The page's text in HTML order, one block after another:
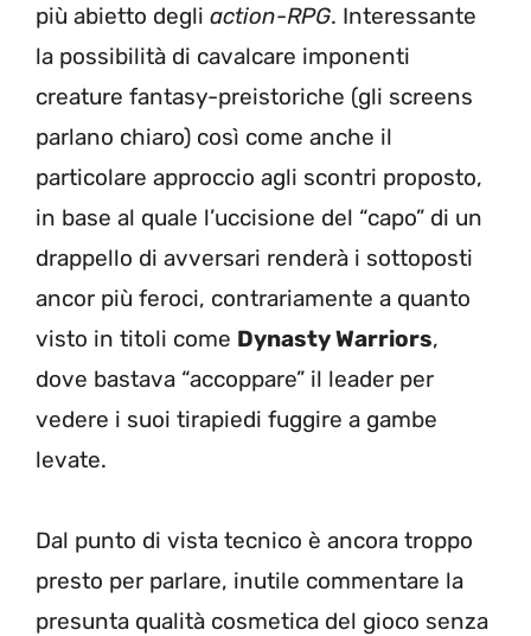
più abietto degli action-RPG. Interessante
la possibilità di cavalcare imponenti
creature fantasy-preistoriche (gli screens
parlano chiaro) così come anche il
particolare approccio agli scontri proposto,
in base al quale l’uccisione del “capo” di un
drappello di avversari renderà i sottoposti
ancor più feroci, contrariamente a quanto
visto in titoli come Dynasty Warriors,
dove bastava “accoppare” il leader per
vedere i suoi tirapiedi fuggire a gambe
levate.
Dal punto di vista tecnico è ancora troppo
presto per parlare, inutile commentare la
presunta qualità cosmetica del gioco senza